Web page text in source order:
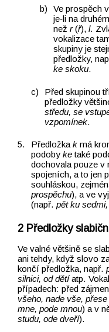
Ve prospěch
je‑li na
nežr(ř),l.
vokalizace
skupiny je
předložky,
ke skoku.
Před skupinou
předložky
středu, se
vzpomínek.
Předložkak má
podobyketaké
dochovala pouze v
spojeních, a to jen
souhláskou,
prospěchu), a ve
(např.pět ku
Předložky
Ve valné většině se
ani tehdy, když slovo
končí předložka, např.
silnici, od dětíatp.
případech: před
všeho, nade vše,
mne, pode mnou) a v
studu, ode dveří).